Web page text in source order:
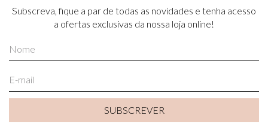
Subscreva, fique a par de todas as novidades e tenha acesso
a ofertas exclusivas da nossa loja online!
SUBSCREVER